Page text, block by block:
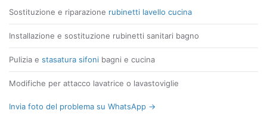
Sostituzione e riparazione rubinetti lavello cucina
Installazione e sostituzione rubinetti sanitari bagno
Pulizia e stasatura sifoni bagni e cucina
Modifiche per attacco lavatrice o lavastoviglie
Invia foto del problema su WhatsApp →